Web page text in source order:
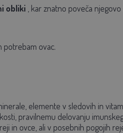
obliki, kar znatno poveča
potrebam ovac.
elemente v sledovih in
pravilnemu delovanju
in ovce, ali v posebnih pogojih